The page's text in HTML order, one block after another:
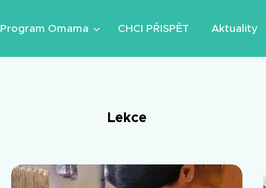
Program Omama CHCI PŘISPĚT Aktuality
Lekce